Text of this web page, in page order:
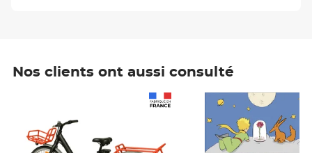
Nos clients ont aussi consulté
Prix 7,50€